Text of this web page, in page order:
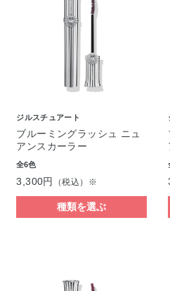
ジルスチュアート
ブルーミングラッシュ ニュ
アンスカーラー
全6色
3,300円 （税込）※
種類を選ぶ